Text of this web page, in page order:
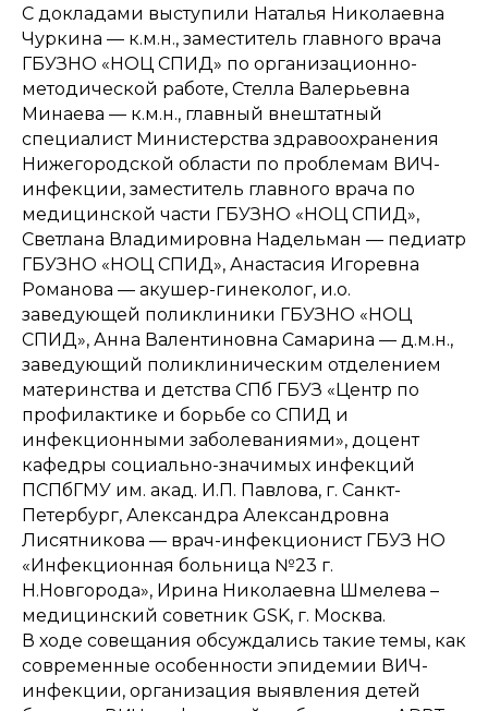
С докладами выступили Наталья Николаевна
Чуркина — к.м.н., заместитель главного врача
ГБУЗНО «НОЦ СПИД» по организационно-
методической работе, Стелла Валерьевна
Минаева — к.м.н., главный внештатный
специалист Министерства здравоохранения
Нижегородской области по проблемам ВИЧ-
инфекции, заместитель главного врача по
медицинской части ГБУЗНО «НОЦ СПИД»,
Светлана Владимировна Надельман — педиатр
ГБУЗНО «НОЦ СПИД», Анастасия Игоревна
Романова — акушер-гинеколог, и.о.
заведующей поликлиники ГБУЗНО «НОЦ
СПИД», Анна Валентиновна Самарина — д.м.н.,
заведующий поликлиническим отделением
материнства и детства СПб ГБУЗ «Центр по
профилактике и борьбе со СПИД и
инфекционными заболеваниями», доцент
кафедры социально-значимых инфекций
ПСПбГМУ им. акад. И.П. Павлова, г. Санкт-
Петербург, Александра Александровна
Лисятникова — врач-инфекционист ГБУЗ НО
«Инфекционная больница №23 г.
Н.Новгорода», Ирина Николаевна Шмелева –
медицинский советник GSK, г. Москва.
В ходе совещания обсуждались такие темы, как
современные особенности эпидемии ВИЧ-
инфекции, организация выявления детей